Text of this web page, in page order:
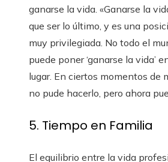
ganarse la vida. «Ganarse la
que ser lo último, y es una
muy privilegiada. No todo el
puede poner ‘ganarse la vida’
lugar. En ciertos momentos de
no pude hacerlo, pero ahora
5. Tiempo en Familia
El equilibrio entre la vida